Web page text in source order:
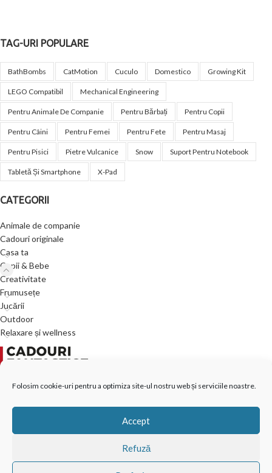
Folosim cookie-uri pentru a optimiza site-ul nostru web și serviciile noastre.
Accept
Refuză
TAG-URI POPULARE
BathBombs CatMotion Cuculo Domestico Growing Kit
LEGO Compatibil Mechanical Engineering
Pentru Animale De Companie Pentru Bărbați Pentru Copii
Pentru Câini Pentru Femei Pentru Fete Pentru Masaj
Pentru Pisici Pietre Vulcanice Snow Suport Pentru Notebook
Tabletă Și Smartphone X-Pad
CATEGORII
Animale de companie
Cadouri originale
Casa ta
Copii & Bebe
Creativitate
Frumusețe
Jucării
Outdoor
Relaxare și wellness
VISO TRADE s.r.o.
Pravdova 837
info@cadourifantastice.ro